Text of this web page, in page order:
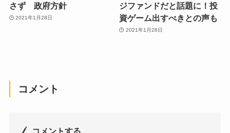
さず 政府方針
2021年1月28日
ジファンドだと話題に！投
資ゲーム出すべきとの声も
2021年1月28日
コメント